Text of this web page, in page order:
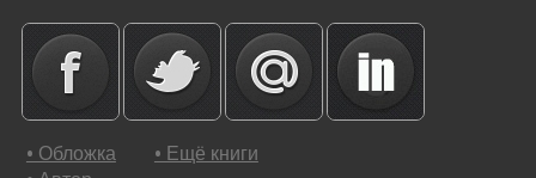
• Обложка
• Ещё книги